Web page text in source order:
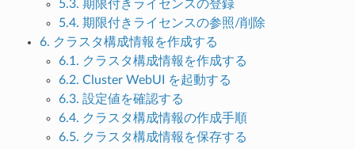
5.3. 期限付きライセンスの登録
5.4. 期限付きライセンスの参照/削除
6. クラスタ構成情報を作成する
6.1. クラスタ構成情報を作成する
6.2. Cluster WebUI を起動する
6.3. 設定値を確認する
6.4. クラスタ構成情報の作成手順
6.5. クラスタ構成情報を保存する